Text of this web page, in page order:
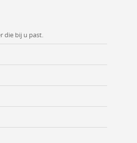
die bij u past.